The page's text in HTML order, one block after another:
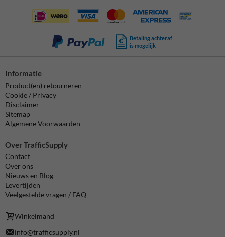
Betaling achteraf
is mogelijk
Informatie
Product(en) retourneren
Cookie / Privacy
Disclaimer
Sitemap
Algemene Voorwaarden
Over TrafficSupply
Contact
Over ons
Nieuws en Blog
Levertijden
Veelgestelde vragen / FAQ
Winkelmand
info@trafficsupply.nl